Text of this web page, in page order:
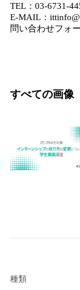
TEL：03-6731-
E-MAIL：
問い合わせフォ
すべての画像
種類